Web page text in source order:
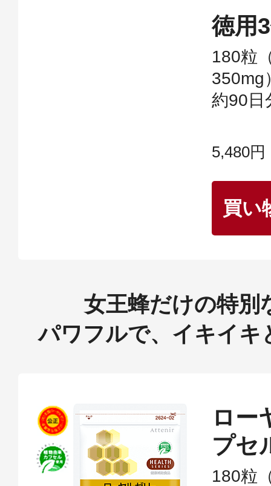
徳用
180粒
350mg
約90日
5,480円
買い
女王蜂だけの特別
パワフルで、イキイキ
ロー
プセ
180粒